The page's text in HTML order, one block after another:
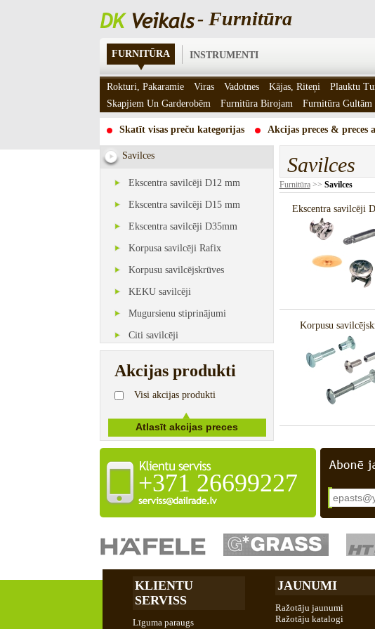
- Furnitūra
FURNITŪRA INSTRUMENTI
Skatīt visas preču kategorijas Akcijas preces & preces
Savilces
Ekscentra savilcēji D12 mm
Ekscentra savilcēji D15 mm
Ekscentra savilcēji D35mm
Korpusa savilcēji Rafix
Korpusu savilcējskrūves
KEKU savilcēji
Mugursienu stiprinājumi
Citi savilcēji
Akcijas produkti
Visi akcijas produkti
Savilces
Furnitūra>> Savilces
Ekscentra savilcēji
Korpusu
+371 26699227
Rokturi, Pakaramie Viras Vadotnes Kājas, Riteņi Plauktu
Skapjiem Un Garderobēm
Furnitūra Birojam Furnitūra Gultām
KLIENTU
SERVISS
Līguma paraugs
JAUNUMI
Ražotāju jaunumi
Ražotāju katalogi